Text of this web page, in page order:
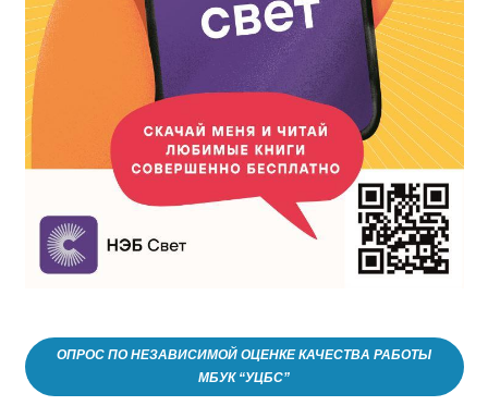
ОПРОС ПО НЕЗАВИСИМОЙ ОЦЕНКЕ КАЧЕСТВА РАБОТЫ
МБУК “УЦБС”